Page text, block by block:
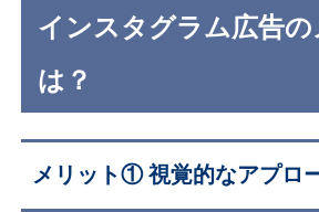
インスタグラム広告
は？
メリット①視覚的なアプロ